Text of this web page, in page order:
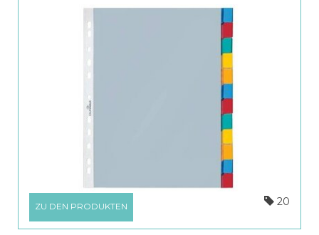
ZU DEN PRODUKTEN 20